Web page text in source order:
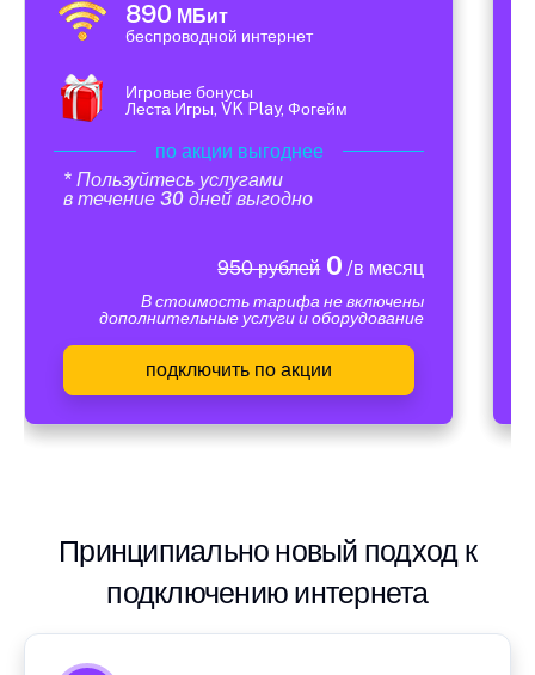
890 МБит
беспроводной интернет
Игровые бонусы
Леста Игры, VK Play, Фогейм
по акции выгоднее
* Пользуйтесь услугами
в течение 30 дней выгодно
950 рублей0 /в месяц
В стоимость тарифа не включены
дополнительные услуги и оборудование
подключить по акции
Принципиально новый подход к
подключению интернета